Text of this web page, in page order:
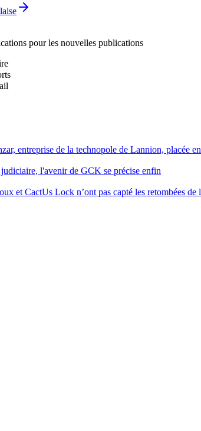
pour les nouvelles publications
entreprise de la technopole de Lannion, placée
l'avenir de GCK se précise enfin
et CactUs Lock n’ont pas capté les retombées de